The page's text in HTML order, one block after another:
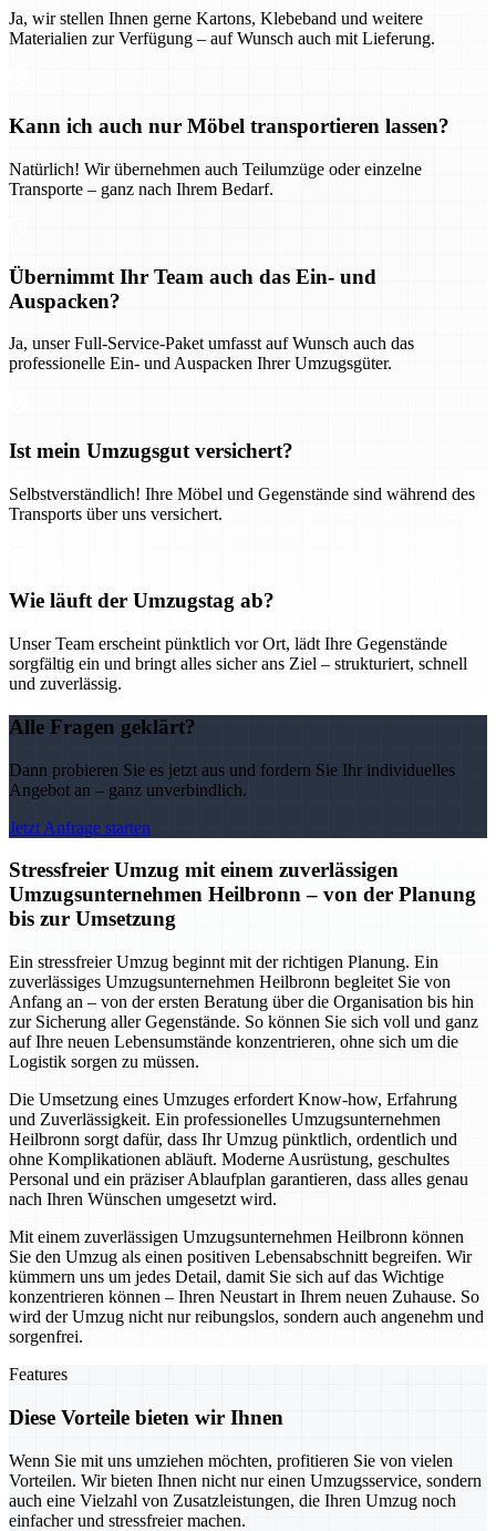
Ja, wir stellen Ihnen gerne Kartons, Klebeband und weitere
Materialien zur Verfügung – auf Wunsch auch mit Lieferung.
Kann ich auch nur Möbel transportieren lassen?
Natürlich! Wir übernehmen auch Teilumzüge oder einzelne
Transporte – ganz nach Ihrem Bedarf.
Übernimmt Ihr Team auch das Ein- und
Auspacken?
Ja, unser Full-Service-Paket umfasst auf Wunsch auch das
professionelle Ein- und Auspacken Ihrer Umzugsgüter.
Ist mein Umzugsgut versichert?
Selbstverständlich! Ihre Möbel und Gegenstände sind während des
Transports über uns versichert.
Wie läuft der Umzugstag ab?
Unser Team erscheint pünktlich vor Ort, lädt Ihre Gegenstände
sorgfältig ein und bringt alles sicher ans Ziel – strukturiert, schnell
und zuverlässig.
Alle Fragen geklärt?
Dann probieren Sie es jetzt aus und fordern Sie Ihr individuelles
Angebot an – ganz unverbindlich.
Jetzt Anfrage starten
Stressfreier Umzug mit einem zuverlässigen
Umzugsunternehmen Heilbronn – von der Planung
bis zur Umsetzung
Ein stressfreier Umzug beginnt mit der richtigen Planung. Ein
zuverlässiges Umzugsunternehmen Heilbronn begleitet Sie von
Anfang an – von der ersten Beratung über die Organisation bis hin
zur Sicherung aller Gegenstände. So können Sie sich voll und ganz
auf Ihre neuen Lebensumstände konzentrieren, ohne sich um die
Logistik sorgen zu müssen.
Die Umsetzung eines Umzuges erfordert Know-how, Erfahrung
und Zuverlässigkeit. Ein professionelles Umzugsunternehmen
Heilbronn sorgt dafür, dass Ihr Umzug pünktlich, ordentlich und
ohne Komplikationen abläuft. Moderne Ausrüstung, geschultes
Personal und ein präziser Ablaufplan garantieren, dass alles genau
nach Ihren Wünschen umgesetzt wird.
Mit einem zuverlässigen Umzugsunternehmen Heilbronn können
Sie den Umzug als einen positiven Lebensabschnitt begreifen. Wir
kümmern uns um jedes Detail, damit Sie sich auf das Wichtige
konzentrieren können – Ihren Neustart in Ihrem neuen Zuhause. So
wird der Umzug nicht nur reibungslos, sondern auch angenehm und
sorgenfrei.
Features
Diese Vorteile bieten wir Ihnen
Wenn Sie mit uns umziehen möchten, profitieren Sie von vielen
Vorteilen. Wir bieten Ihnen nicht nur einen Umzugsservice, sondern
auch eine Vielzahl von Zusatzleistungen, die Ihren Umzug noch
einfacher und stressfreier machen.